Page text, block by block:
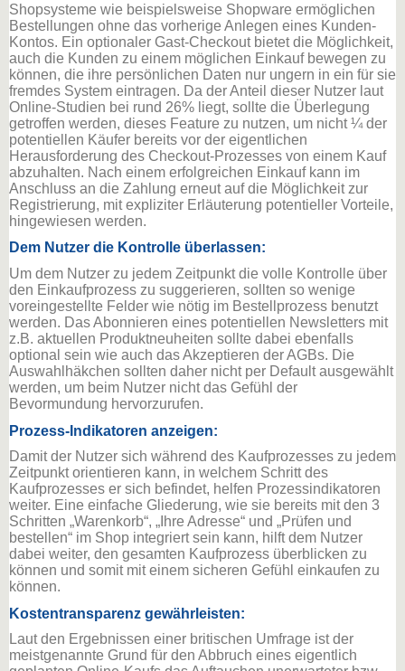
Shopsysteme wie beispielsweise Shopware ermöglichen
Bestellungen ohne das vorherige Anlegen eines Kunden-
Kontos. Ein optionaler Gast-Checkout bietet die Möglichkeit,
auch die Kunden zu einem möglichen Einkauf bewegen zu
können, die ihre persönlichen Daten nur ungern in ein für sie
fremdes System eintragen. Da der Anteil dieser Nutzer laut
Online-Studien bei rund 26% liegt, sollte die Überlegung
getroffen werden, dieses Feature zu nutzen, um nicht ¼ der
potentiellen Käufer bereits vor der eigentlichen
Herausforderung des Checkout-Prozesses von einem Kauf
abzuhalten. Nach einem erfolgreichen Einkauf kann im
Anschluss an die Zahlung erneut auf die Möglichkeit zur
Registrierung, mit expliziter Erläuterung potentieller Vorteile,
hingewiesen werden.
Dem Nutzer die Kontrolle überlassen:
Um dem Nutzer zu jedem Zeitpunkt die volle Kontrolle über
den Einkaufprozess zu suggerieren, sollten so wenige
voreingestellte Felder wie nötig im Bestellprozess benutzt
werden. Das Abonnieren eines potentiellen Newsletters mit
z.B. aktuellen Produktneuheiten sollte dabei ebenfalls
optional sein wie auch das Akzeptieren der AGBs. Die
Auswahlhäkchen sollten daher nicht per Default ausgewählt
werden, um beim Nutzer nicht das Gefühl der
Bevormundung hervorzurufen.
Prozess-Indikatoren anzeigen:
Damit der Nutzer sich während des Kaufprozesses zu jedem
Zeitpunkt orientieren kann, in welchem Schritt des
Kaufprozesses er sich befindet, helfen Prozessindikatoren
weiter. Eine einfache Gliederung, wie sie bereits mit den 3
Schritten „Warenkorb“, „Ihre Adresse“ und „Prüfen und
bestellen“ im Shop integriert sein kann, hilft dem Nutzer
dabei weiter, den gesamten Kaufprozess überblicken zu
können und somit mit einem sicheren Gefühl einkaufen zu
können.
Kostentransparenz gewährleisten:
Laut den Ergebnissen einer britischen Umfrage ist der
meistgenannte Grund für den Abbruch eines eigentlich